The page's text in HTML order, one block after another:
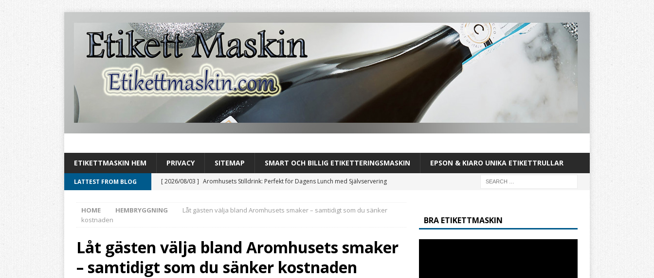
ETIKETTMASKIN HEM PRIVACY SITEMAP SMART OCH BILLIG ETIKETTERINGSMASKIN EPSON & KIARO UNIKA ETIKETTRULLAR
LATTEST FROM BLOG [ 2026/08/03 ] Aromhusets Stilldrink: Perfekt för Dagens Lunch med Självservering
[ 2026/08/02 ] Byt över helt till Aromhusets stilldrink under lunchen och se skillnaden i
[ 2026/07/31 ]
Aromhusets stilldrink: det enkla sättet att kapa läskkostnaderna
HEMBRYGGNING
HOME HEMBRYGGNING
Låt gästen välja bland Aromhusets smaker – samtidigt som du sänker
kostnaden
Låt gästen välja bland Aromhusets smaker
– samtidigt som du sänker kostnaden
BRA ETIKETTMASKIN